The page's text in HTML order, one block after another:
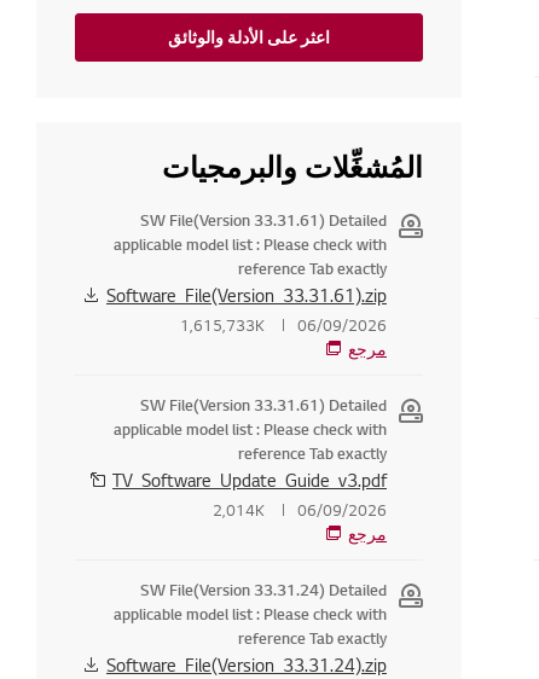
اعثر على الأدلة والوثائق
المُشغِّلات والبرمجيات
SW File(Version 33.31.61) Detailed
applicable model list : Please check with
reference Tab exactly
Software_File(Version_33.31.61).zip
06/09/2026
1,615,733K
مرجع
SW File(Version 33.31.61) Detailed
applicable model list : Please check with
reference Tab exactly
TV_Software_Update_Guide_v3.pdf
06/09/2026
2,014K
مرجع
SW File(Version 33.31.24) Detailed
applicable model list : Please check with
reference Tab exactly
Software_File(Version_33.31.24).zip